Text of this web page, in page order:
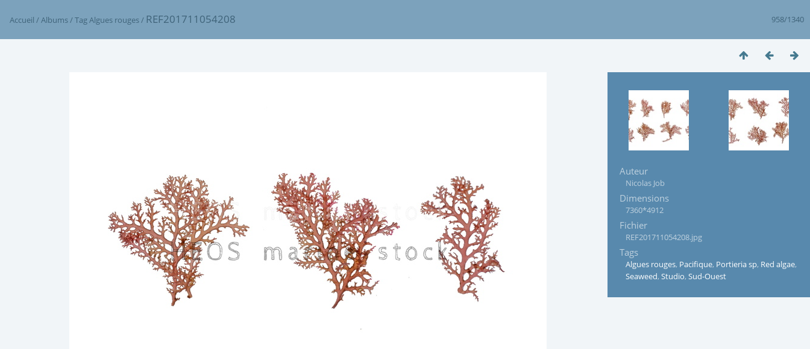
958/1340
Accueil /Albums/TagAlgues rouges/ REF201711054208
Auteur
Nicolas Job
Dimensions
7360*4912
Fichier
REF201711054208.jpg
Tags
Algues rouges, Pacifique, Portieria sp, Red algae,
Seaweed, Studio, Sud-Ouest